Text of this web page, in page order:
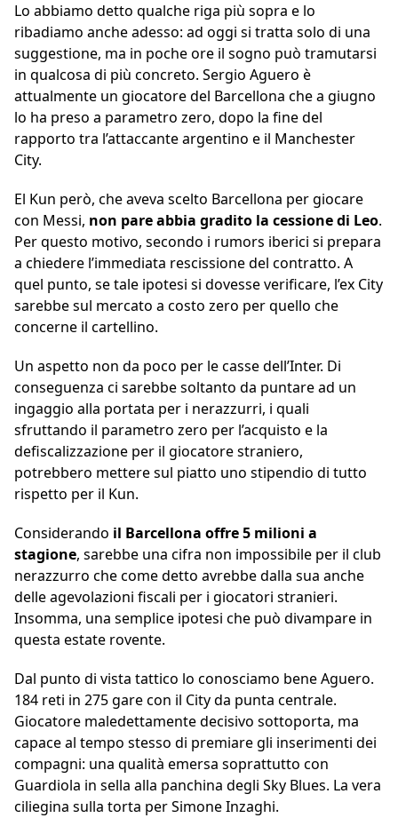
Lo abbiamo detto qualche riga più sopra e lo
ribadiamo anche adesso: ad oggi si tratta solo di una
suggestione, ma in poche ore il sogno può tramutarsi
in qualcosa di più concreto. Sergio Aguero è
attualmente un giocatore del Barcellona che a giugno
lo ha preso a parametro zero, dopo la fine del
rapporto tra l’attaccante argentino e il Manchester
City.
El Kun però, che aveva scelto Barcellona per giocare
con Messi, non pare abbia gradito la cessione di Leo.
Per questo motivo, secondo i rumors iberici si prepara
a chiedere l’immediata rescissione del contratto. A
quel punto, se tale ipotesi si dovesse verificare, l’ex City
sarebbe sul mercato a costo zero per quello che
concerne il cartellino.
Un aspetto non da poco per le casse dell’Inter. Di
conseguenza ci sarebbe soltanto da puntare ad un
ingaggio alla portata per i nerazzurri, i quali
sfruttando il parametro zero per l’acquisto e la
defiscalizzazione per il giocatore straniero,
potrebbero mettere sul piatto uno stipendio di tutto
rispetto per il Kun.
Considerando il Barcellona offre 5 milioni a
stagione, sarebbe una cifra non impossibile per il club
nerazzurro che come detto avrebbe dalla sua anche
delle agevolazioni fiscali per i giocatori stranieri.
Insomma, una semplice ipotesi che può divampare in
questa estate rovente.
Dal punto di vista tattico lo conosciamo bene Aguero.
184 reti in 275 gare con il City da punta centrale.
Giocatore maledettamente decisivo sottoporta, ma
capace al tempo stesso di premiare gli inserimenti dei
compagni: una qualità emersa soprattutto con
Guardiola in sella alla panchina degli Sky Blues. La vera
ciliegina sulla torta per Simone Inzaghi.